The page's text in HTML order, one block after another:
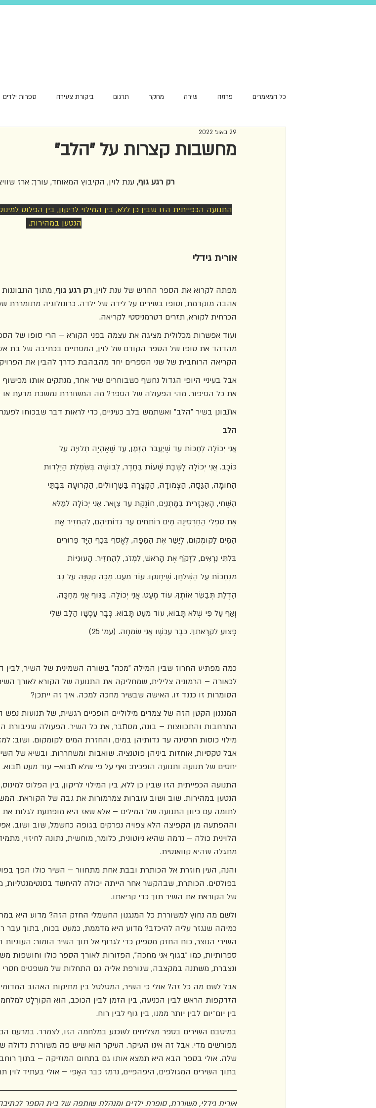
כל המאמרים פרוזה שירה מחקר תרגום ביקורת צעירה ספרות ילדים
סקירת עומק שפה
מחשבות קצרות על "הלב"
29 באוג׳ 2022
רק רגע גוף, ענת לוין, הקיבוץ המאוחד, עורך: ארז שוויצר, 75 עמודים,
התנועה הכפייתית הזו שבין כן ללא, בין המילוי לריקון, בין הפלוס
הנטען במהירות.
אורית גידלי
מפתה לקרוא את הספר החדש של ענת לוין, רק רגע גוף, מתוך
אהבה מוקדמת, וסופו בשירים על לידה של ילדה. כרונולוגיה
הכרחית לקורא, תזרים דטרמניסטי לקריאה.
ועוד אפשרות מכלולית מציגה את עצמה בפני הקורא – הרי סופו של
מהדהד את סופו של הספר הקודם של לוין, המסתיים בכתיבה של בת
הקריאה הרוחבית של שני הספרים יחד מהבהבת כדרך להבין את
אבל בעיניי היופי הגדול נחשף כשבוחרים שיר אחד, מנתקים אותו
את כל הסיפור. מהי הפעולה של הספר? מה המשוררת נמשכת מדעת או
אתבונן בשיר "הלב" ואשתמש בלב כעיניים, כדי לראות דבר שבכוחו
הלב
אֲנִי יְכוֹלָה לְחַכּוֹת עַד שֶׁיַּעֲבֹר הַזְּמַן, עַד שֶׁאֶהְיֶה תְּלוּיָה עַל
כּוֹכָב. אֲנִי יְכוֹלָה לָשֶׁבֶת שָׁעוֹת בַּחֶדֶר, לְבוּשָׁה בְּשִׂמְלַת הַיַּלְדוּת
הַחוּמָה, הַגַּסָּה, הַצְּמוּדָה, הַקְּצָרָה בַּשַּׁרְווּלִים, הַקְּרוּעָה בְּבָתֵּי
הַשֶּׁחִי, הָאַכְזָרִית בַּמָּתְנַיִם, חוֹנֶקֶת עַד צַוָּאר. אֲנִי יְכוֹלָה לְמַלֵּא
אֶת סִפְלֵי הַחַרְסִינָה מַיִם רוֹתְחִים עַד גְּדוֹתֵיהֶם, לְהַחְזִיר אֶת
הַמַּיִם לַקּוּמְקוּם, לְיַשֵּׁר אֶת הַמַּפָּה, לֶאֱסֹף בְּכַף הַיָּד פֵּרוּרִים
בִּלְתִּי נִרְאִים, לִזְקֹף אֶת הָרֹאשׁ, לִמְזֹג, לְהַחְזִיר. הָעוּגִיּוֹת
מְגַחֲכוֹת עַל הַשֻּׁלְחָן. שֶׁיֵּחָנְקוּ. עוֹד מְעַט. מַכָּה קְטַנָּה עַל גַּב
הַדֶּלֶת תְּבַשֵּׂר אוֹתְךָ. עוֹד מְעַט. אֲנִי יְכוֹלָה. בַּגּוּף אֲנִי מְחַכָּה.
וְאַף עַל פִּי שֶׁלֹּא תָּבוֹא, עוֹד מְעַט תָּבוֹא. כְּבָר עַכְשָׁו הַלֵּב שֶׁלִּי
פָּצוּעַ לִקְרָאתְךָ. כְּבָר עַכְשָׁו אֲנִי שְׂמֵחָה. (עמ' 25)
כמה מפתיע החרוז שבין המילה "מכה" בשורה השמינית של השיר,
לכאורה – הרמוניה צלילית, שמחליקה את התנועה של הקורא לאורך
הסומרות זו כנגד זו. האישה שבשיר מחכה למכה. איך זה ייתכן?
המנגנון הקטן הזה של צמדים מילוליים הופכיים רגשית, של תנועות
התרחבות והתכווצות – בונה, מסתבר, את כל השיר. הפעולה שגיבורת
מילוי כוסות חרסינה עד גדותיהן במים, והחזרת המים לקומקום. ושוב:
אבל טקסיות, אוחזות ביניהן פוטנציה. שואבות ומשחררות. ובשיא של
יחסים של תנועה ותנועה הופכית: ואף על פי שלא תבוא– עוד מעט
התנועה הכפייתית הזו שבין כן ללא, בין המילוי לריקון, בין הפלוס
הנטען במהירות. שוב ושוב עוברות צמרמורות את גבה של הקוראת.
לתומה עם כיוון התנועה של המילים – אלא שאז היא מופתעת לגלות את
וההפתעה מן הקפיצה הלא צפויה נפרקים בגופה כחשמל, שוב ושוב.
הלוינית כולה – נדמה שהיא ניוטונית, כלומר, מוחשית, נתונה לחיזוי,
מתגלה שהיא קוואנטית.
והנה, העין חוזרת אל הכותרת ובבת אחת מתחוור – השיר כולו הפך
בפולסים. הכותרת, שבהקשר אחר הייתה יכולה להיחשד בסנטימנטליות,
של הקוראת את השיר תוך כדי קריאתו.
ולשם מה נחוץ למשוררת כל המנגנון החשמלי החזק הזה? מדוע היא
כמיהה שנגזר עליה להיכזב? מדוע היא מדממת, כמעט בכוח, בתוך עבר
השירי הנוצר, כוח החזק מספיק כדי לגרוף אל תוך השיר הומור: העוגיות
ספרותיות, כמו "בגוף אני מחכה", הפזורות לאורך הספר כולו וחושפות
ונצברת, משתנה במקצבה, שגורפת אליה גם התחלות של משפטים חסרי
אבל לשם מה כל זה? אולי כי השיר, המטלטל בין מתיקות האהוב
הזדקפות הראש לבין הכניעה, בין הזמן לבין הכוכב, הוא הקוֹרֶלָט
בין יום־יום לבין יותר ממנו, בין גוף לבין רוח.
במיטבם השירים בספר מצליחים לשכנע במלחמה הזו, לצמרר. במרעם הם
מפורשים מדי. אבל זה אינו העיקר. העיקר הוא שיש פה משוררת
שלה. אולי בספר הבא היא תמצא אותו גם בתחום המוזיקה – בתוך
בתוך השירים המגולפים, היפהפיים, נרמז כבר האֶפִּי – אולי בעתיד לוין
אורית גידלי, משוררת, סופרת ילדים ומנהלת שותפה של בית הספר